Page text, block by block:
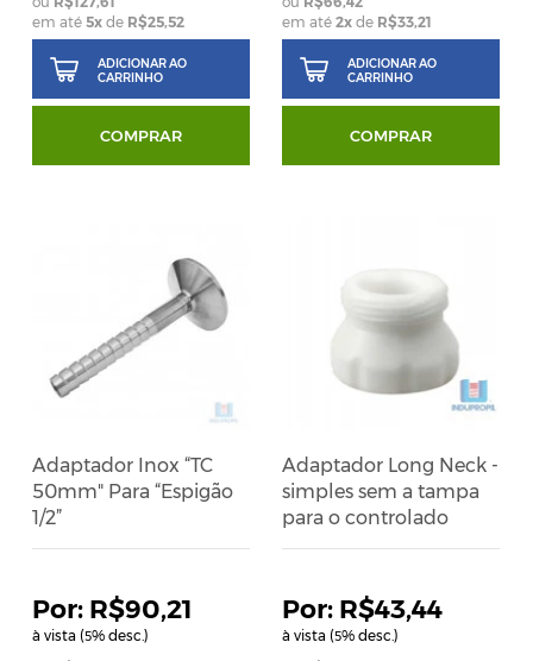
em até5x de R$25,52
ADICIONAR AO
CARRINHO
COMPRAR
em até 2xde R$33,21
ADICIONAR AO
CARRINHO
COMPRAR
Adaptador Inox “TC
50mm" Para “Espigão
1/2”
R$90,21
à vista (5% desc.)
Adaptador Long Neck -
simples sem a tampa
para o controlado
R$43,44
à vista (5% desc.)